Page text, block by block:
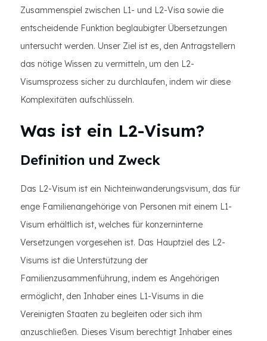
Zusammenspiel zwischen L1- und L2-Visa sowie die
entscheidende Funktion beglaubigter Übersetzungen
untersucht werden. Unser Ziel ist es, den Antragstellern
das nötige Wissen zu vermitteln, um den L2-
Visumsprozess sicher zu durchlaufen, indem wir diese
Komplexitäten aufschlüsseln.
Was ist ein L2-Visum?
Definition und Zweck
Das L2-Visum ist ein Nichteinwanderungsvisum, das für
enge Familienangehörige von Personen mit einem L1-
Visum erhältlich ist, welches für konzerninterne
Versetzungen vorgesehen ist. Das Hauptziel des L2-
Visums ist die Unterstützung der
Familienzusammenführung, indem es Angehörigen
ermöglicht, den Inhaber eines L1-Visums in die
Vereinigten Staaten zu begleiten oder sich ihm
anzuschließen. Dieses Visum berechtigt Inhaber eines